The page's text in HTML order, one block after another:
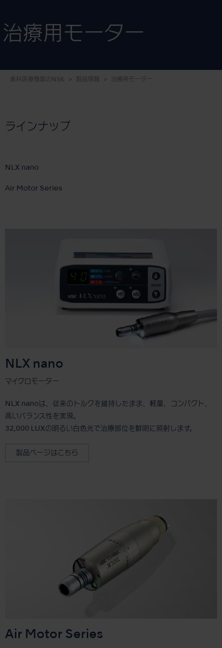
治療用モーター
歯科医療機器のNSK 製品情報 治療用モーター
ラインナップ
NLX nano
Air Motor Series
NLX nano
マイクロモーター
NLX nanoは、従来のトルクを維持したまま、軽量、コンパクト、
高いバランス性を実現。
32,000 LUXの明るい白色光で治療部位を鮮明に照射します。
製品ページはこちら
Air Motor Series